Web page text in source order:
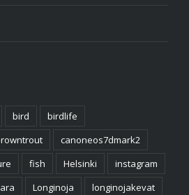
bird
birdlife
canoneos7dmark2
fish Helsinki
instagram
Longinoja
longinojakevat